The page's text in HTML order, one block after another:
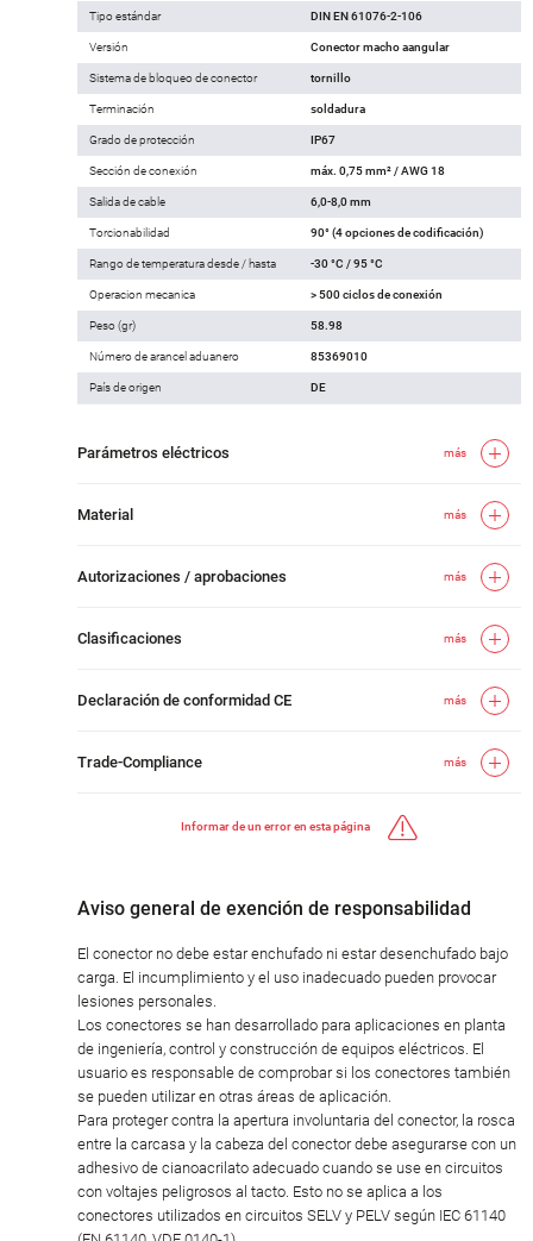
Tipo estándar DIN EN 61076-2-106
Versión Conector macho aangular
Sistema de bloqueo de conector tornillo
Terminación soldadura
Grado de protección IP67
Sección de conexión máx. 0,75 mm² / AWG 18
Salida de cable 6,0-8,0 mm
Torcionabilidad 90° (4 opciones de codificación)
Rango de temperatura desde / hasta -30 °C / 95 °C
Operacion mecanica > 500 ciclos de conexión
Peso (gr) 58.98
Número de arancel aduanero 85369010
País de origen DE
Parámetros eléctricos más
Material más
Autorizaciones / aprobaciones más
Clasificaciones más
Declaración de conformidad CE más
Trade-Compliance más
Informar de un error en esta página
Aviso general de exención de responsabilidad
El conector no debe estar enchufado ni estar desenchufado bajo
carga. El incumplimiento y el uso inadecuado pueden provocar
lesiones personales.
Los conectores se han desarrollado para aplicaciones en planta
de ingeniería, control y construcción de equipos eléctricos. El
usuario es responsable de comprobar si los conectores también
se pueden utilizar en otras áreas de aplicación.
Para proteger contra la apertura involuntaria del conector, la rosca
entre la carcasa y la cabeza del conector debe asegurarse con un
adhesivo de cianoacrilato adecuado cuando se use en circuitos
con voltajes peligrosos al tacto. Esto no se aplica a los
conectores utilizados en circuitos SELV y PELV según IEC 61140